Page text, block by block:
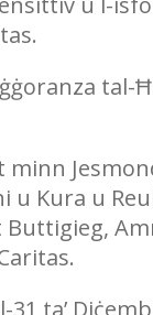
tal-
Kura u
ta’